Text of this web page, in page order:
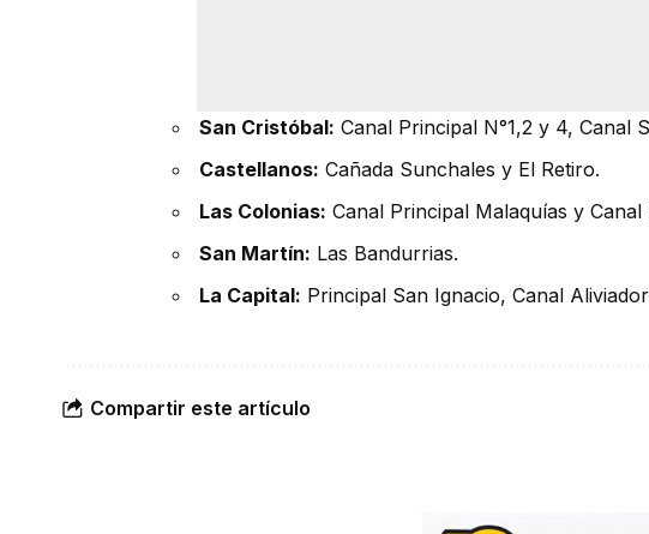
San Cristóbal: Canal Principal N°1,2 y 4, Canal
Castellanos: Cañada Sunchales y El Retiro.
Las Colonias: Canal Principal Malaquías y Canal
San Martín: Las Bandurrias.
La Capital: Principal San Ignacio, Canal
Compartir este artículo